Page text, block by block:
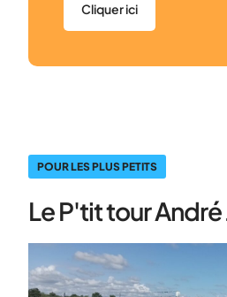
Cliquer ici
POUR LES PLUS PETITS
Le P'tit tour